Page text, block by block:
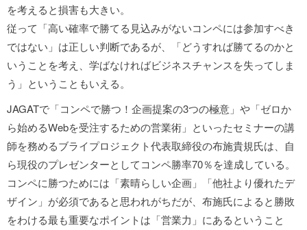
を考えると損害も大きい。
従って「高い確率で勝てる見込みがないコンペには参加すべき
ではない」は正しい判断であるが、「どうすれば勝てるのかと
いうことを考え、学ばなければビジネスチャンスを失ってしま
う」ということもいえる。
JAGATで「コンペで勝つ！企画提案の3つの極意」や「ゼロか
ら始めるWebを受注するための営業術」といったセミナーの講
師を務めるブライプロジェクト代表取締役の布施貴規氏は、自
ら現役のプレゼンターとしてコンペ勝率70％を達成している。
コンペに勝つためには「素晴らしい企画」「他社より優れたデ
ザイン」が必須であると思われがちだが、布施氏によると勝敗
をわける最も重要なポイントは「営業力」にあるということ